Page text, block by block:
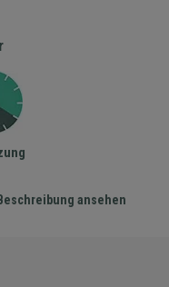
ansehen